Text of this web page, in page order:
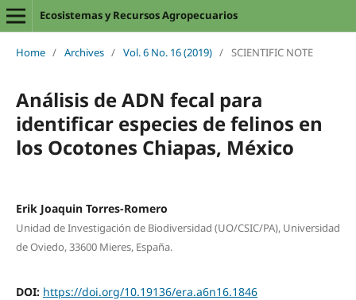
Ecosistemas y Recursos Agropecuarios
Home / Archives / Vol. 6 No. 16 (2019) / SCIENTIFIC NOTE
Análisis de ADN fecal para
identificar especies de felinos en
los Ocotones Chiapas, México
Erik Joaquin Torres-Romero
Unidad de Investigación de Biodiversidad (UO/CSIC/PA), Universidad
de Oviedo, 33600 Mieres, España.
DOI: https://doi.org/10.19136/era.a6n16.1846